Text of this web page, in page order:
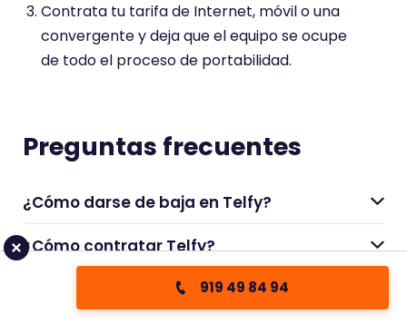
919 49 84 94
Contrata tu tarifa de Internet, móvil o una
convergente y deja que el equipo se ocupe
de todo el proceso de portabilidad.
Preguntas frecuentes
¿Cómo darse de baja en Telfy?
¿Cómo contratar Telfy?
¿Qué red móvil usa Telfy?